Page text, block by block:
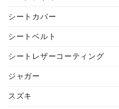
シートカバー
シートベルト
シートレザーコーティング
ジャガー
スズキ